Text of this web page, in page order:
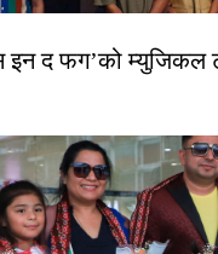
इन द फग’को म्युजिकल